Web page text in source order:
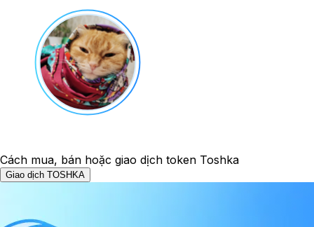
Cách mua, bán hoặc giao dịch token Toshka
Giao dịch TOSHKA